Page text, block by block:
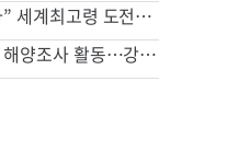
“오래 살려면 3가지 지켜라” 세계최고령 도전하는 119세 조언
日 "한국 선박이 독도 주변 해양조사 활동…강력 항의"